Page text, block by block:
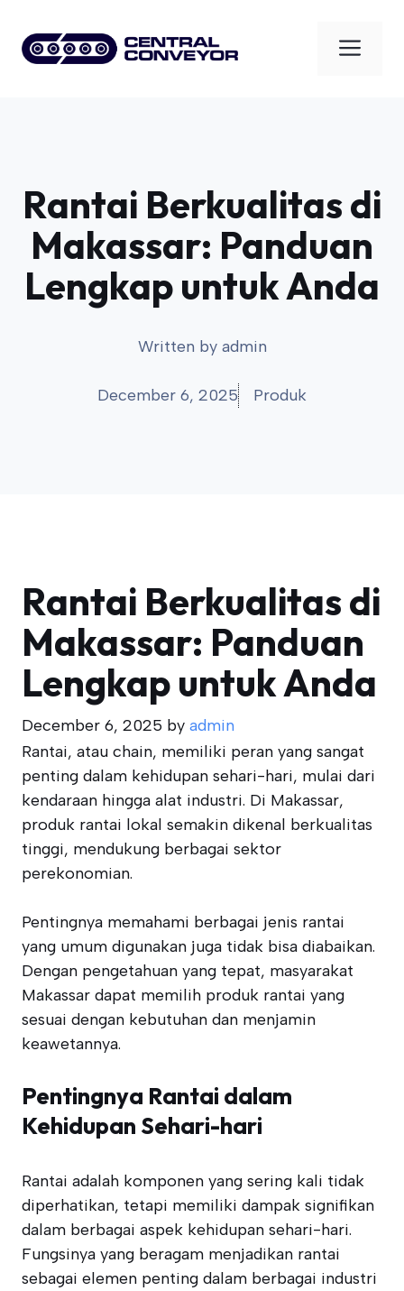
content
Rantai Berkualitas di
Makassar: Panduan
Lengkap untuk Anda
Written by admin
December 6, 2025 Produk
Rantai Berkualitas di
Makassar: Panduan
Lengkap untuk Anda
December 6, 2025 by admin
Rantai, atau chain, memiliki peran yang sangat
penting dalam kehidupan sehari-hari, mulai dari
kendaraan hingga alat industri. Di Makassar,
produk rantai lokal semakin dikenal berkualitas
tinggi, mendukung berbagai sektor
perekonomian.
Pentingnya memahami berbagai jenis rantai
yang umum digunakan juga tidak bisa diabaikan.
Dengan pengetahuan yang tepat, masyarakat
Makassar dapat memilih produk rantai yang
sesuai dengan kebutuhan dan menjamin
keawetannya.
Pentingnya Rantai dalam
Kehidupan Sehari-hari
Rantai adalah komponen yang sering kali tidak
diperhatikan, tetapi memiliki dampak signifikan
dalam berbagai aspek kehidupan sehari-hari.
Fungsinya yang beragam menjadikan rantai
sebagai elemen penting dalam berbagai industri